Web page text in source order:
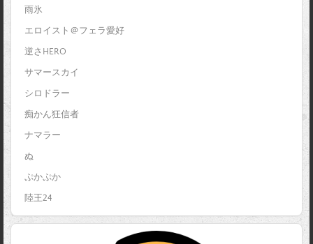
雨氷
エロイスト＠フェラ愛好
逆さHERO
サマースカイ
シロドラー
痴かん狂信者
ナマラー
ぬ
ぷかぷか
陸王24